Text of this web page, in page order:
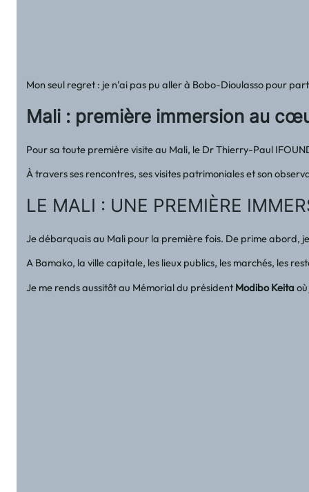
Mon seul regret : je n’ai pas pu aller à Bobo-Dioulasso pour
Mali : première immersion au
Pour sa toute première visite au Mali, le Dr Thierry-Paul
À travers ses rencontres, ses visites patrimoniales et son
LE MALI : UNE PREMIÈRE
Je débarquais au Mali pour la première fois. De prime abord,
A Bamako, la ville capitale, les lieux publics, les marchés, les
Je me rends aussitôt au Mémorial du président Modibo Keita